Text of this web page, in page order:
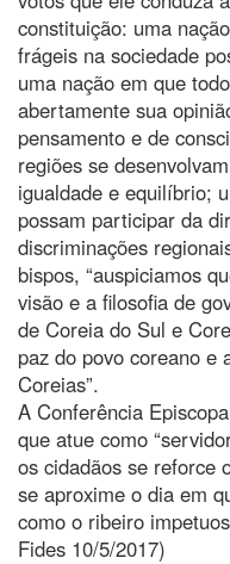
constituição: uma
frágeis na sociedade
uma nação em que
abertamente sua
pensamento e de
regiões se
igualdade e equilíbrio;
possam participar da
discriminações
bispos, “auspiciamos
visão e a filosofia de
de Coreia do Sul e
paz do povo coreano e
Coreias”.
A Conferência
que atue como
os cidadãos se reforce
se aproxime o dia em
como o ribeiro
Fides 10/5/2017)